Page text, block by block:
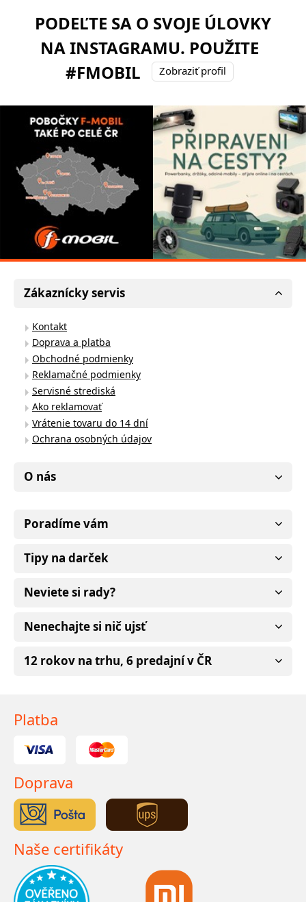
PODEĽTE SA O SVOJE ÚLOVKY
NA INSTAGRAMU. POUŽITE
#FMOBIL
Zobraziť profil
Zákaznícky servis
Kontakt
Doprava a platba
Obchodné podmienky
Reklamačné podmienky
Servisné strediská
Ako reklamovať
Vrátenie tovaru do 14 dní
Ochrana osobných údajov
O nás
Poradíme vám
Tipy na darček
Neviete si rady?
Nenechajte si nič ujsť
12 rokov na trhu, 6 predajní v ČR
Platba
Doprava
Naše certifikáty